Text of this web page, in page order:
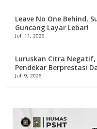
Leave No One Behind,
Guncang Layar Lebar!
Juli 11, 2026
Luruskan Citra
Pendekar Berprestasi
Juli 9, 2026